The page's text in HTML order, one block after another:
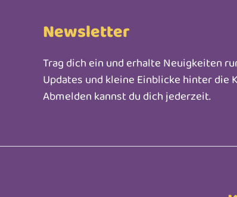
Newsletter
Trag dich ein und erhalte Neuigkeiten
Updates und kleine Einblicke hinter die
Abmelden kannst du dich jederzeit.